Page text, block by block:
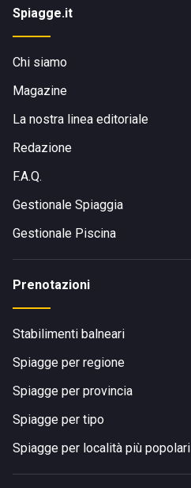
Spiagge.it
Chi siamo
Magazine
La nostra linea editoriale
Redazione
F.A.Q.
Gestionale Spiaggia
Gestionale Piscina
Prenotazioni
Stabilimenti balneari
Spiagge per regione
Spiagge per provincia
Spiagge per tipo
Spiagge per località più popolari